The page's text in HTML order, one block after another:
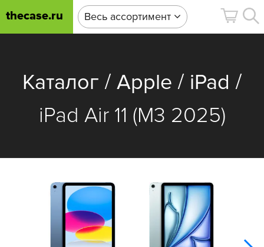
thecase.ru Весь ассортимент
Каталог / Apple / iPad /
iPad Air 11 (M3 2025)